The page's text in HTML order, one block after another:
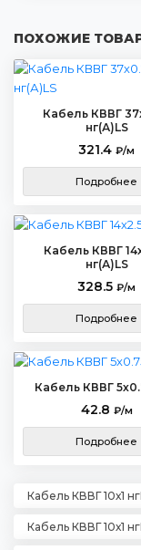
ПОХОЖИЕ
Кабель КВВГ
нг(А)LS
321.4 ₽/м
Подробнее
Кабель КВВГ
нг(А)LS
328.5 ₽/м
Подробнее
Кабель КВВГ
42.8 ₽/м
Подробнее
Кабель КВВГ 10х1
Кабель КВВГ 10х1